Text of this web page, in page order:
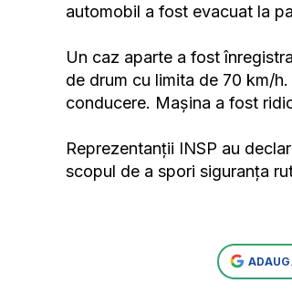
automobil a fost evacuat la
Un caz aparte a fost
de drum cu limita de 70 km/
conducere. Mașina a fost
Reprezentanții INSP au
scopul de a spori siguranța